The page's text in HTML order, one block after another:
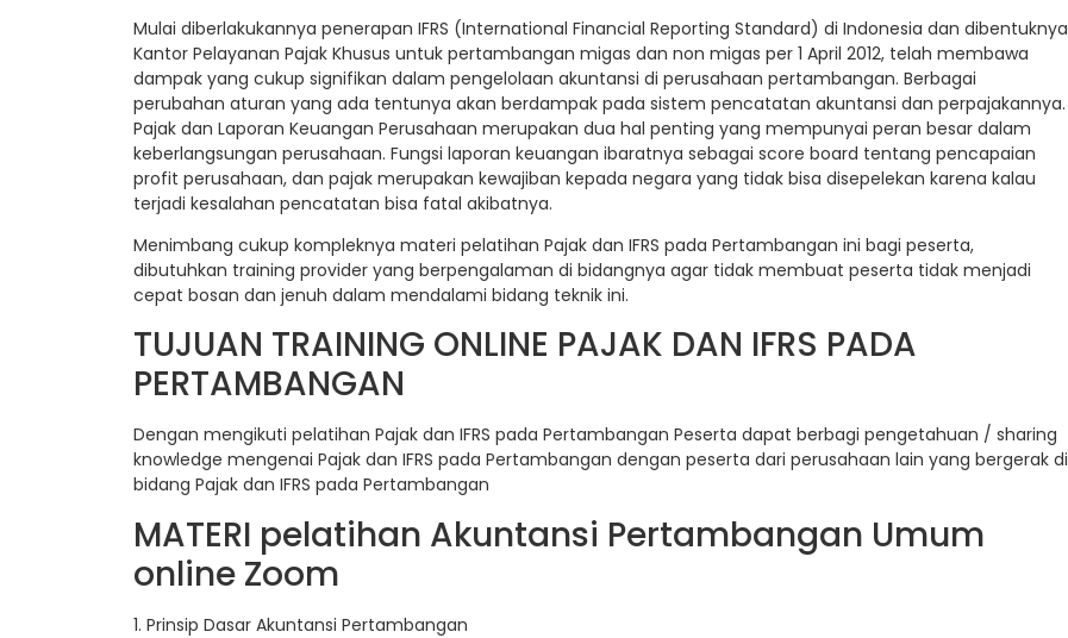
Mulai diberlakukannya penerapan IFRS (International Financial Reporting Standard) di Indonesia dan dibentuknya
Kantor Pelayanan Pajak Khusus untuk pertambangan migas dan non migas per 1 April 2012, telah membawa
dampak yang cukup signifikan dalam pengelolaan akuntansi di perusahaan pertambangan. Berbagai
perubahan aturan yang ada tentunya akan berdampak pada sistem pencatatan akuntansi dan perpajakannya.
Pajak dan Laporan Keuangan Perusahaan merupakan dua hal penting yang mempunyai peran besar dalam
keberlangsungan perusahaan. Fungsi laporan keuangan ibaratnya sebagai score board tentang pencapaian
profit perusahaan, dan pajak merupakan kewajiban kepada negara yang tidak bisa disepelekan karena kalau
terjadi kesalahan pencatatan bisa fatal akibatnya.
Menimbang cukup kompleknya materi pelatihan Pajak dan IFRS pada Pertambangan ini bagi peserta,
dibutuhkan training provider yang berpengalaman di bidangnya agar tidak membuat peserta tidak menjadi
cepat bosan dan jenuh dalam mendalami bidang teknik ini.
TUJUAN TRAINING ONLINE PAJAK DAN IFRS PADA
PERTAMBANGAN
Dengan mengikuti pelatihan Pajak dan IFRS pada Pertambangan Peserta dapat berbagi pengetahuan / sharing
knowledge mengenai Pajak dan IFRS pada Pertambangan dengan peserta dari perusahaan lain yang bergerak di
bidang Pajak dan IFRS pada Pertambangan
MATERI pelatihan Akuntansi Pertambangan Umum
online Zoom
1. Prinsip Dasar Akuntansi Pertambangan